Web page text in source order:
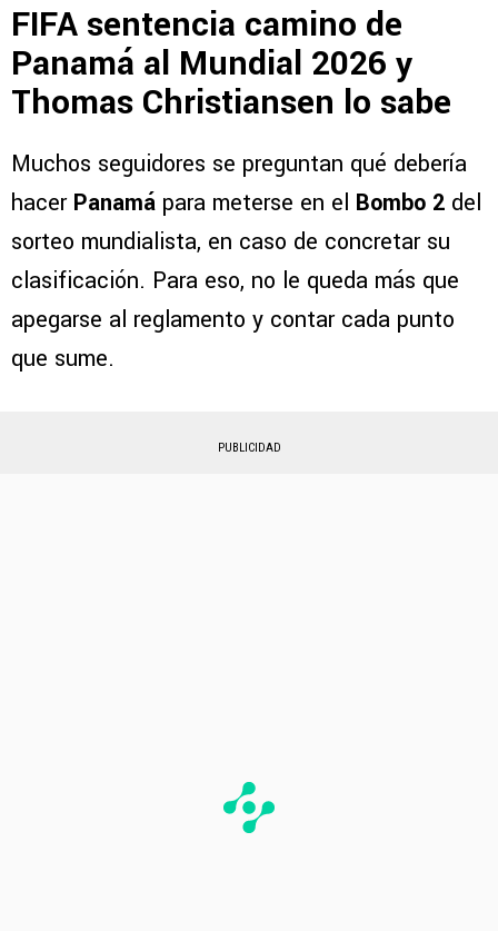
FIFA sentencia camino de
Panamá al Mundial 2026 y
Thomas Christiansen lo sabe
Muchos seguidores se preguntan qué debería
hacer Panamá para meterse en el Bombo 2 del
sorteo mundialista, en caso de concretar su
clasificación. Para eso, no le queda más que
apegarse al reglamento y contar cada punto
que sume.
PUBLICIDAD